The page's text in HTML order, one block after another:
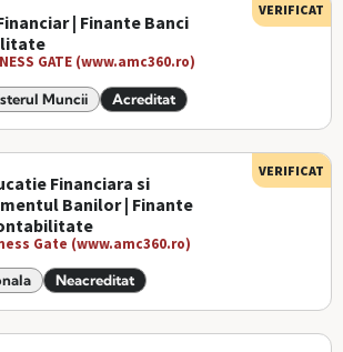
| Finante Banci
GATE (www.amc360.ro)
Muncii Acreditat
VERIFICAT
Financiara si
Banilor | Finante
Gate (www.amc360.ro)
Neacreditat
VERIFICAT